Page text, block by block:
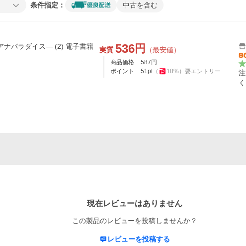
条件指定： 中古を含む
ナパラダイス― (2) 電子書籍
実質 536円 （最安値）
商品価格 587 円
ポイント
51pt（ 10%） 要エントリー
く
現在レビューはありません
この製品のレビューを投稿しませんか？
レビューを投稿する